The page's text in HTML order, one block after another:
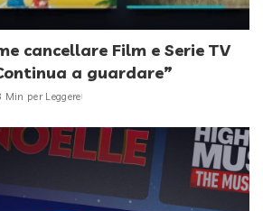
cancellare Film e Serie TV
a guardare”
Min per Leggere